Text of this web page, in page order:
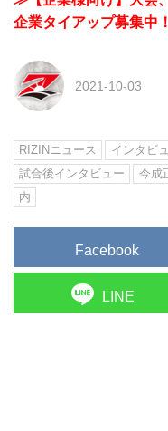
企業タイアップ募集中！
2021-10-03
RIZINニュース インタビ
試合後インタビュー
今成
内
Facebook
LINE